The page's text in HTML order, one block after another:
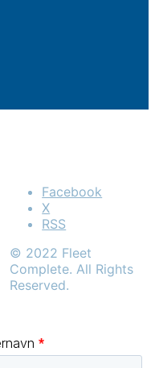
Facebook
X
RSS
© 2022 Fleet
Complete. All Rights
Reserved.